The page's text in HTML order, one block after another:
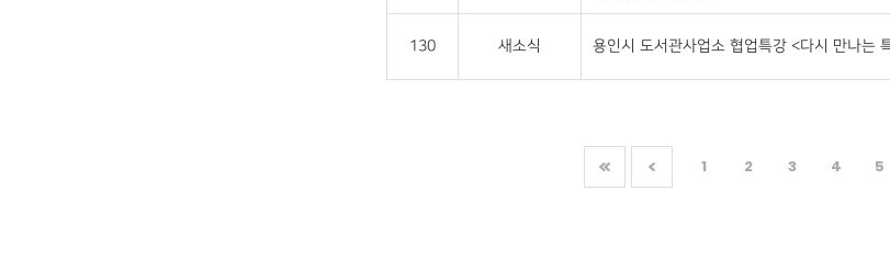
130 새소식 용인시 도서관사업소 협업특강 <다시 만나는
1 2 3 4 5